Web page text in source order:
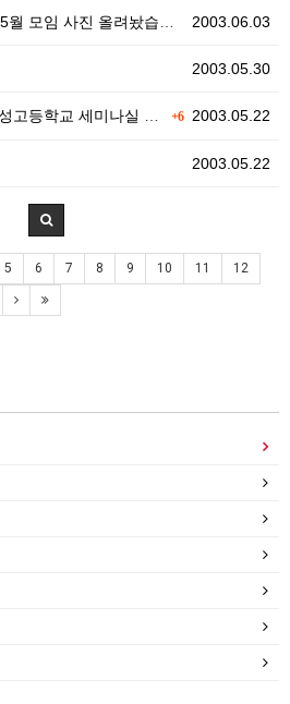
2003.06.03
임 사진 올려놨습니다. 구…
2003.05.30
+62003.05.22
학교 세미나실 에서 5…
2003.05.22
5 6 7 8 9 10 11 12